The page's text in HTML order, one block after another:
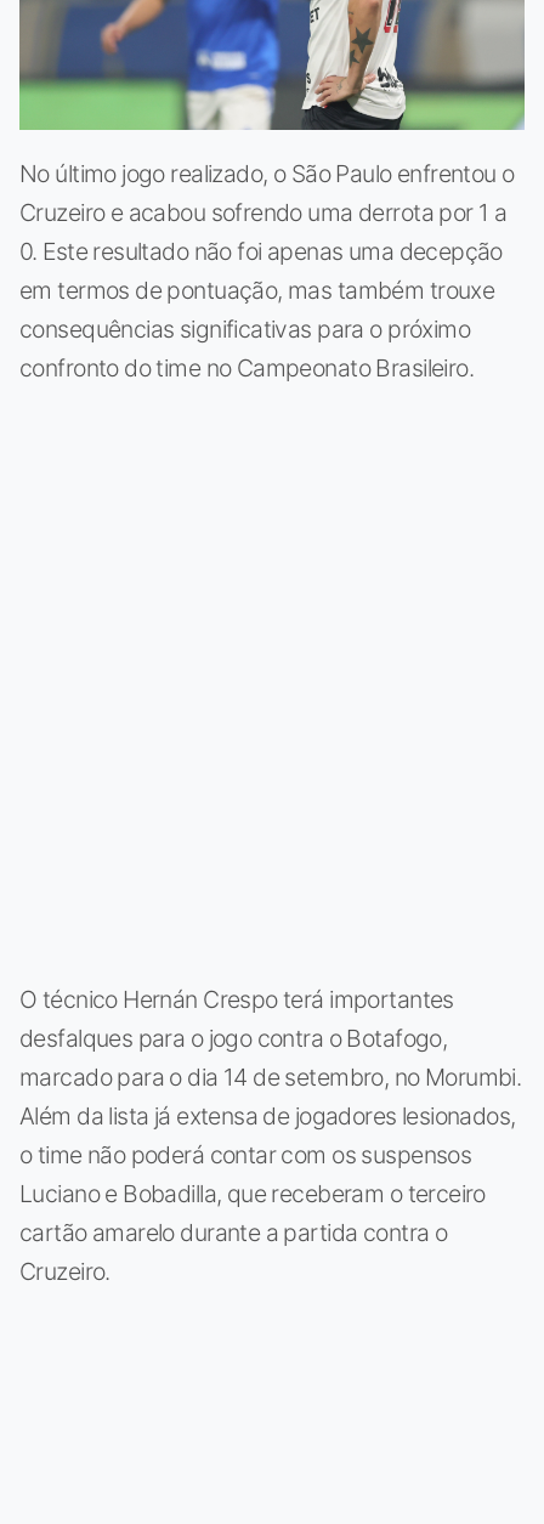
No último jogo realizado, o São Paulo enfrentou o
Cruzeiro e acabou sofrendo uma derrota por 1 a
0. Este resultado não foi apenas uma decepção
em termos de pontuação, mas também trouxe
consequências significativas para o próximo
confronto do time no Campeonato Brasileiro.
O técnico Hernán Crespo terá importantes
desfalques para o jogo contra o Botafogo,
marcado para o dia 14 de setembro, no Morumbi.
Além da lista já extensa de jogadores lesionados,
o time não poderá contar com os suspensos
Luciano e Bobadilla, que receberam o terceiro
cartão amarelo durante a partida contra o
Cruzeiro.